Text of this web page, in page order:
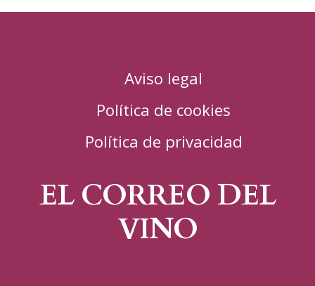
Aviso legal
Política de cookies
Política de privacidad
EL CORREO DEL
VINO